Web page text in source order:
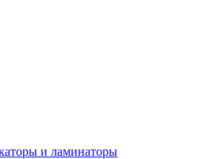
и ламинаторы